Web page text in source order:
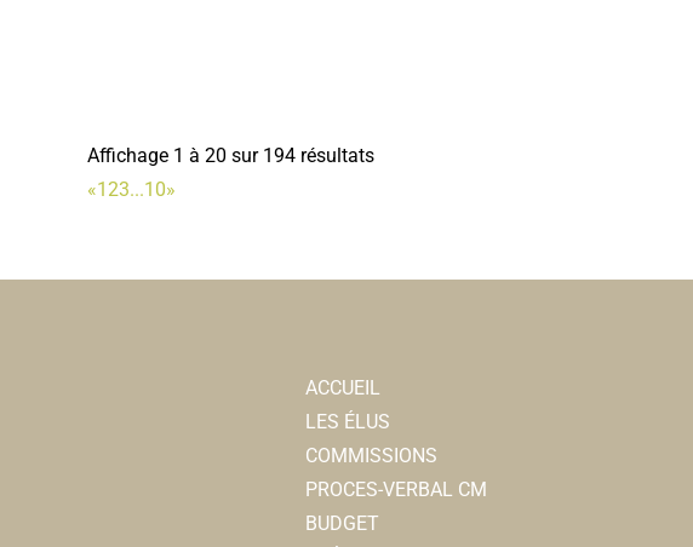
Affichage 1 à 20 sur 194 résultats
«123...10»
ACCUEIL
LES ÉLUS
COMMISSIONS
PROCES-VERBAL CM
BUDGET